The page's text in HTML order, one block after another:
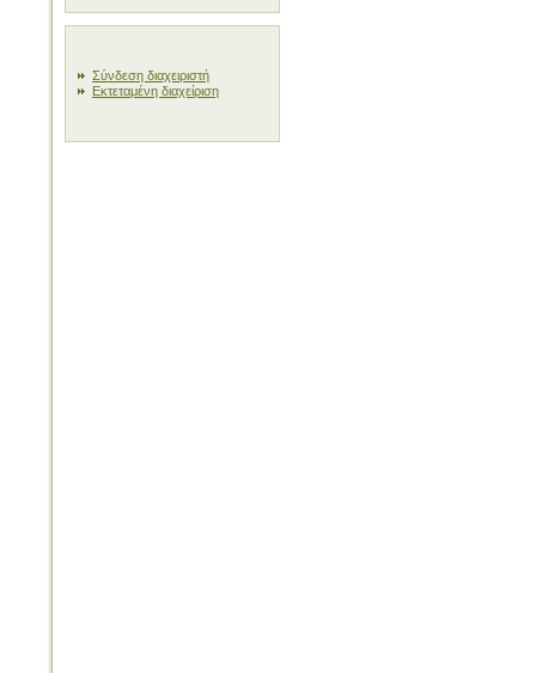
Σύνδεση διαχειριστή
Εκτεταμένη διαχείριση